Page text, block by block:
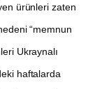
ürünleri zaten
“memnun
Ukraynalı
haftalarda